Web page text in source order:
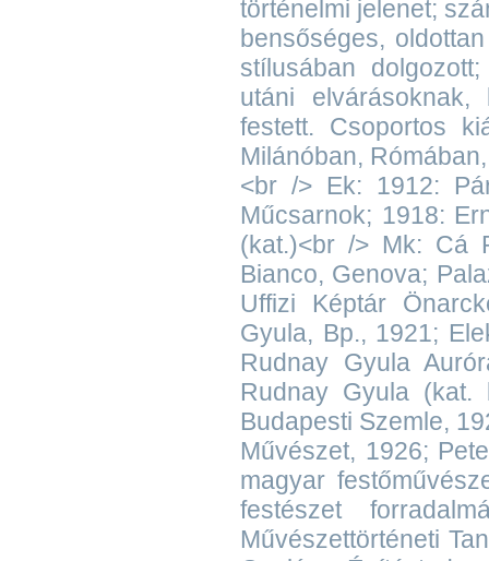
történelmi jelenet;
bensőséges,
stílusában
utáni
festett. Csoportos
Milánóban,
<br /> Ek: 1912:
Műcsarnok; 1918:
(kat.)<br /> Mk: Cá
Bianco, Genova;
Uffizi Képtár
Gyula, Bp., 1921;
Rudnay Gyula
Rudnay Gyula (kat.
Budapesti Szemle,
Művészet, 1926;
magyar
festészet
Művészettörténeti